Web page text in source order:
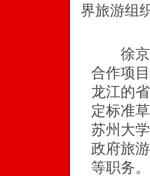
界旅游组
徐京先
合作项
龙江的
定标准
苏州大
政府旅
等职务